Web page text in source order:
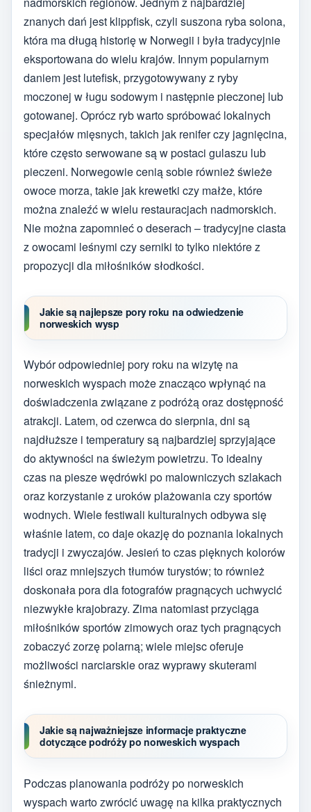
znanych dań jest klippfisk, czyli suszona ryba solona,
która ma długą historię w Norwegii i była tradycyjnie
eksportowana do wielu krajów. Innym popularnym
daniem jest lutefisk, przygotowywany z ryby
moczonej w ługu sodowym i następnie pieczonej lub
gotowanej. Oprócz ryb warto spróbować lokalnych
specjałów mięsnych, takich jak renifer czy jagnięcina,
które często serwowane są w postaci gulaszu lub
pieczeni. Norwegowie cenią sobie również świeże
owoce morza, takie jak krewetki czy małże, które
można znaleźć w wielu restauracjach nadmorskich.
Nie można zapomnieć o deserach – tradycyjne ciasta
z owocami leśnymi czy serniki to tylko niektóre z
propozycji dla miłośników słodkości.
Jakie są najlepsze pory roku na odwiedzenie
norweskich wysp
Wybór odpowiedniej pory roku na wizytę na
norweskich wyspach może znacząco wpłynąć na
doświadczenia związane z podróżą oraz dostępność
atrakcji. Latem, od czerwca do sierpnia, dni są
najdłuższe i temperatury są najbardziej sprzyjające
do aktywności na świeżym powietrzu. To idealny
czas na piesze wędrówki po malowniczych szlakach
oraz korzystanie z uroków plażowania czy sportów
wodnych. Wiele festiwali kulturalnych odbywa się
właśnie latem, co daje okazję do poznania lokalnych
tradycji i zwyczajów. Jesień to czas pięknych kolorów
liści oraz mniejszych tłumów turystów; to również
doskonała pora dla fotografów pragnących uchwycić
niezwykłe krajobrazy. Zima natomiast przyciąga
miłośników sportów zimowych oraz tych pragnących
zobaczyć zorzę polarną; wiele miejsc oferuje
możliwości narciarskie oraz wyprawy skuterami
śnieżnymi.
Jakie są najważniejsze informacje praktyczne
dotyczące podróży po norweskich wyspach
Podczas planowania podróży po norweskich
wyspach warto zwrócić uwagę na kilka praktycznych